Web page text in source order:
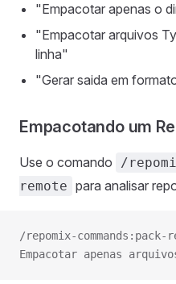
"Empacotar apenas o
"Empacotar arquivos
linha"
"Gerar saida em
Empacotando um
Use o comando
/
remote para analisar
/repomix-commands:pack-
Empacotar apenas